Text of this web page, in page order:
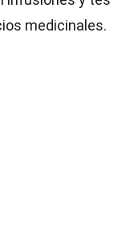
medicinales.